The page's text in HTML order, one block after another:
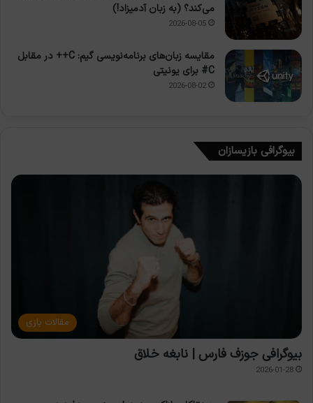
می‌کند؟ (به زبان آدمیزاد!)
2026-08-05
مقایسه زبان‌های برنامه‌نویسی گیم: C++ در مقابل
C# برای یونیتی
2026-08-02
بیوگرافی بازیسازان
مقالات بازی
بیوگرافی جوزف فارس | نابغه خلاق
2026-01-28